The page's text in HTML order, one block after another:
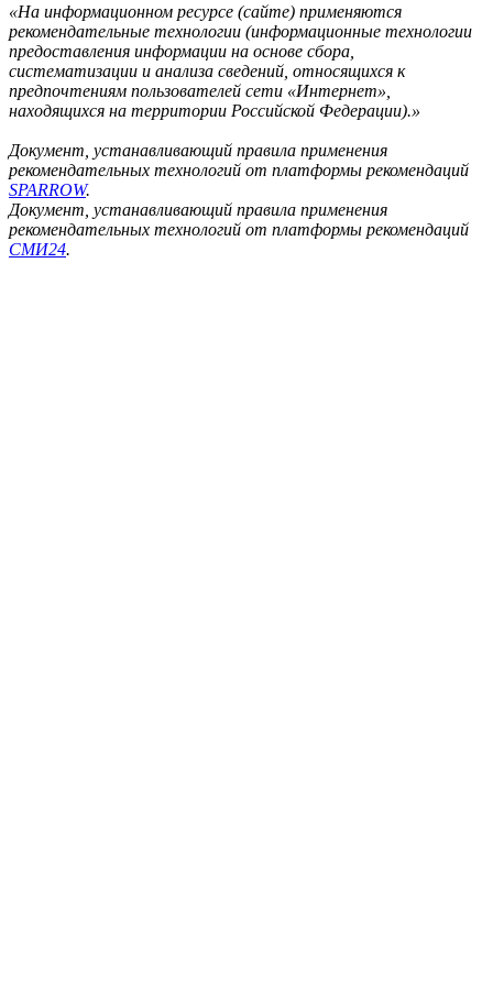
«На информационном ресурсе (сайте) применяются
рекомендательные технологии (информационные технологии
предоставления информации на основе сбора,
систематизации и анализа сведений, относящихся к
предпочтениям пользователей сети «Интернет»,
находящихся на территории Российской Федерации).»
Документ, устанавливающий правила применения
рекомендательных технологий от платформы рекомендаций
SPARROW.
Документ, устанавливающий правила применения
рекомендательных технологий от платформы рекомендаций
СМИ24.